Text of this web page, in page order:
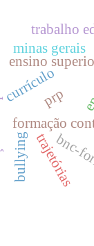
formação
currículo
ensino
bullying
minas gerais
prp
trajetórias
bnc-
trabalho